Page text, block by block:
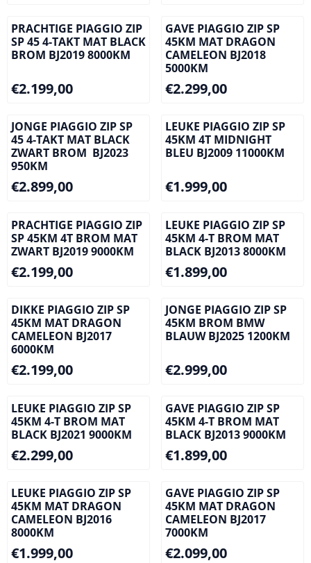
PRACHTIGE PIAGGIO ZIP
SP 45 4-TAKT MAT BLACK
BROM BJ2019 8000KM
Prijs: 2 199,00
€2.199,00
GAVE PIAGGIO ZIP SP
45KM MAT DRAGON
CAMELEON BJ2018
5000KM
Prijs: 2 299,00
€2.299,00
JONGE PIAGGIO ZIP SP
45 4-TAKT MAT BLACK
ZWART BROM BJ2023
950KM
Prijs: 2 899,00
€2.899,00
LEUKE PIAGGIO ZIP SP
45KM 4T MIDNIGHT
BLEU BJ2009 11000KM
Prijs: 1 999,00
€1.999,00
PRACHTIGE PIAGGIO ZIP
SP 45KM 4T BROM MAT
ZWART BJ2019 9000KM
Prijs: 2 199,00
€2.199,00
LEUKE PIAGGIO ZIP SP
45KM 4-T BROM MAT
BLACK BJ2013 8000KM
Prijs: 1 899,00
€1.899,00
DIKKE PIAGGIO ZIP SP
45KM MAT DRAGON
CAMELEON BJ2017
6000KM
Prijs: 2 199,00
€2.199,00
JONGE PIAGGIO ZIP SP
45KM BROM BMW
BLAUW BJ2025 1200KM
Prijs: 2 999,00
€2.999,00
LEUKE PIAGGIO ZIP SP
45KM 4-T BROM MAT
BLACK BJ2021 9000KM
Prijs: 2 299,00
€2.299,00
GAVE PIAGGIO ZIP SP
45KM 4-T BROM MAT
BLACK BJ2013 9000KM
Prijs: 1 899,00
€1.899,00
LEUKE PIAGGIO ZIP SP
45KM MAT DRAGON
CAMELEON BJ2016
8000KM
Prijs: 1 999,00
€1.999,00
GAVE PIAGGIO ZIP SP
45KM MAT DRAGON
CAMELEON BJ2017
7000KM
Prijs: 2 099,00
€2.099,00